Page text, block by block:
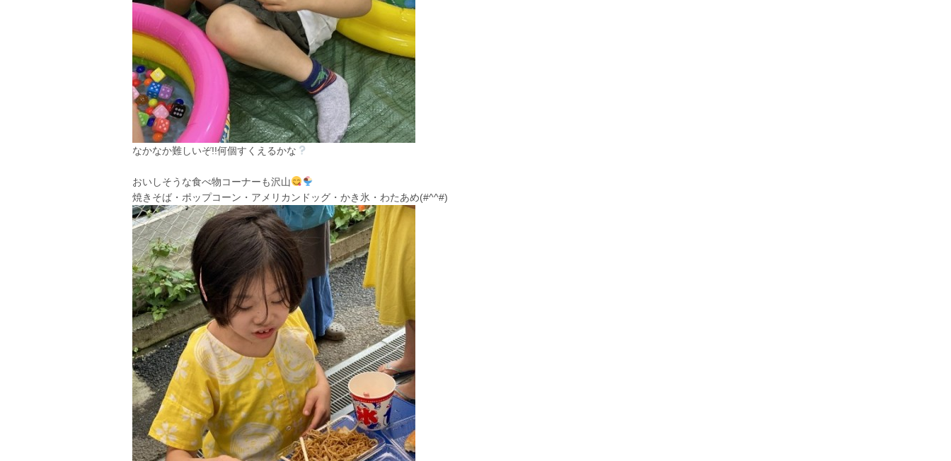
なかなか難しいぞ!!何個すくえるかな
おいしそうな食べ物コーナーも沢山
焼きそば・ポップコーン・アメリカンドッグ・かき氷・わたあめ(#^^#)